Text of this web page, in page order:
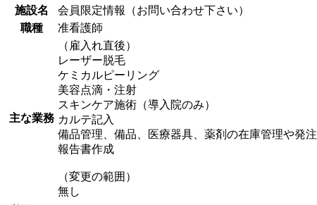
施設名
会員限定情報（お問い合わせ下さい）
職種
准看護師
主な業務
（雇入れ直後）
レーザー脱毛
ケミカルピーリング
美容点滴・注射
スキンケア施術（導入院のみ）
カルテ記入
備品管理、備品、医療器具、薬剤の在庫管理や発注
報告書作成
（変更の範囲）
無し